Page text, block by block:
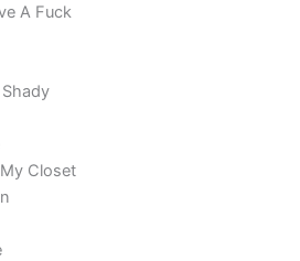
A Fuck
Shady
Closet